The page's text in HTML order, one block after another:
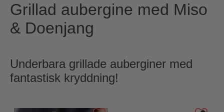
Grillad aubergine med Miso
& Doenjang
Underbara grillade auberginer med
fantastisk kryddning!